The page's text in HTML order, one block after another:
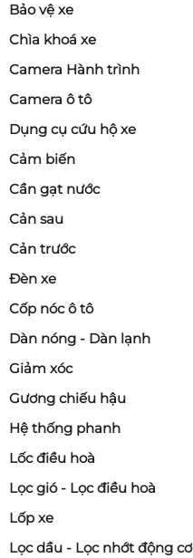
Bảo vệ xe
Chìa khoá xe
Camera Hành trình
Camera ô tô
Dụng cụ cứu hộ xe
Cảm biến
Cần gạt nước
Cản sau
Cản trước
Đèn xe
Cốp nóc ô tô
Dàn nóng - Dàn lạnh
Giảm xóc
Gương chiếu hậu
Hệ thống phanh
Lốc điều hoà
Lọc gió - Lọc điều hoà
Lốp xe
Lọc dầu - Lọc nhớt động cơ